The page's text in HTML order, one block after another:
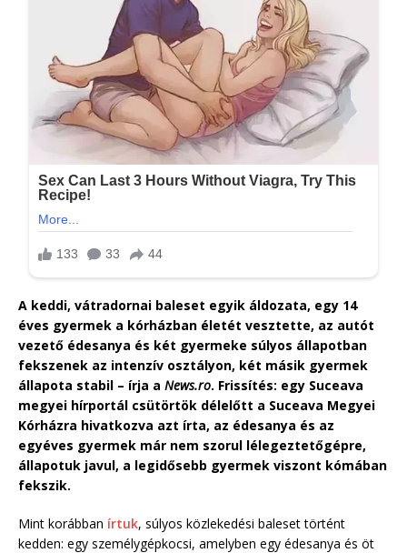
A keddi, vátradornai baleset egyik áldozata, egy 14
éves gyermek a kórházban életét vesztette, az autót
vezető édesanya és két gyermeke súlyos állapotban
fekszenek az intenzív osztályon, két másik gyermek
állapota stabil – írja a News.ro. Frissítés: egy Suceava
megyei hírportál csütörtök délelőtt a Suceava Megyei
Kórházra hivatkozva azt írta, az édesanya és az
egyéves gyermek már nem szorul lélegeztetőgépre,
állapotuk javul, a legidősebb gyermek viszont kómában
fekszik.
Mint korábban írtuk, súlyos közlekedési baleset történt
kedden: egy személygépkocsi, amelyben egy édesanya és öt